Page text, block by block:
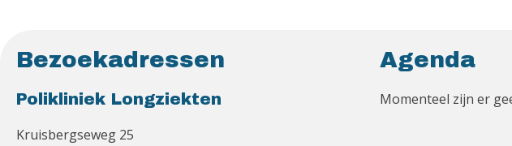
Bezoekadressen
Polikliniek Longziekten
Kruisbergseweg 25
Agenda
Momenteel zijn er